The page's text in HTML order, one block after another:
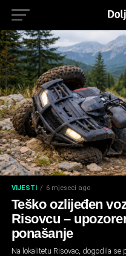
VIJESTI 6 mjeseci ago
Teško ozlijeđen
Risovcu –
ponašanje
Na lokalitetu Risovac, dogodila se